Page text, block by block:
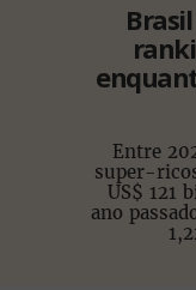
Entre
super-
US$ 121
ano